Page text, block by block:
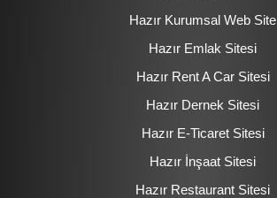
Hazır Kurumsal Web Site
Hazır Emlak Sitesi
Hazır Rent A Car Sitesi
Hazır Dernek Sitesi
Hazır E-Ticaret Sitesi
Hazır İnşaat Sitesi
Hazır Restaurant Sitesi